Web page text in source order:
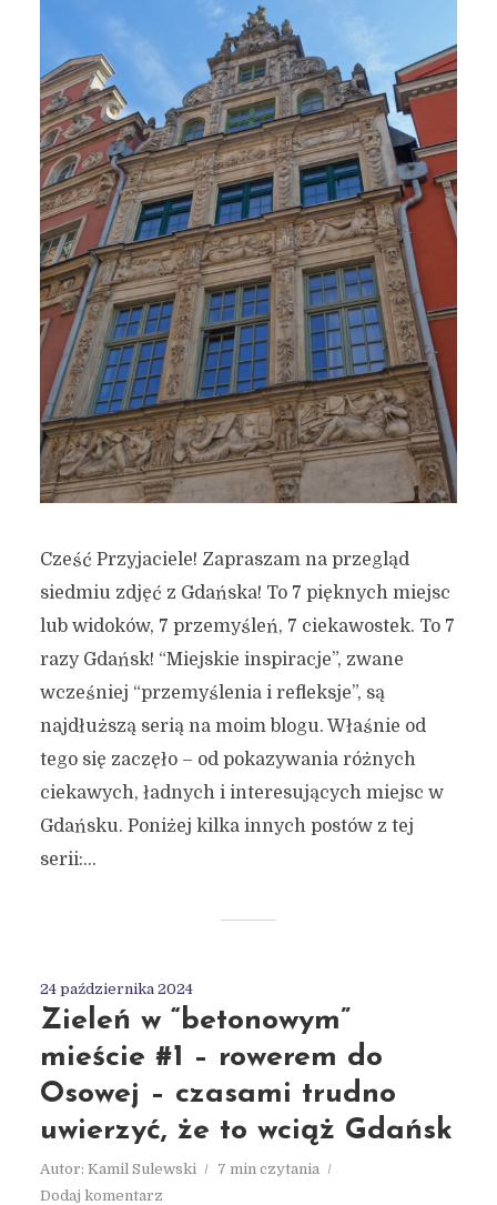
Cześć Przyjaciele! Zapraszam na przegląd
siedmiu zdjęć z Gdańska! To 7 pięknych miejsc
lub widoków, 7 przemyśleń, 7 ciekawostek. To 7
razy Gdańsk! “Miejskie inspiracje”, zwane
wcześniej “przemyślenia i refleksje”, są
najdłuższą serią na moim blogu. Właśnie od
tego się zaczęło – od pokazywania różnych
ciekawych, ładnych i interesujących miejsc w
Gdańsku. Poniżej kilka innych postów z tej
serii:...
24 października 2024
Zieleń w “betonowym”
mieście #1 – rowerem do
Osowej – czasami trudno
uwierzyć, że to wciąż Gdańsk
Autor: Kamil Sulewski
7 min czytania
Dodaj komentarz